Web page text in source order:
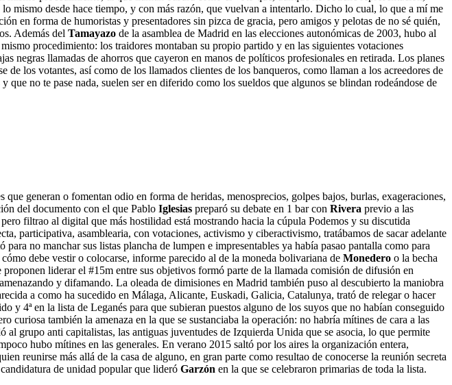
mismo desde hace tiempo, y con más razón, que vuelvan a intentarlo. Dicho lo cual, lo que a mí me
en forma de humoristas y presentadores sin pizca de gracia, pero amigos y pelotas de no sé quién,
Además del Tamayazo de la asamblea de Madrid en las elecciones autonómicas de 2003, hubo al
procedimiento: los traidores montaban su propio partido y en las siguientes votaciones
negras llamadas de ahorros que cayeron en manos de políticos profesionales en retirada. Los planes
los votantes, así como de los llamados clientes de los banqueros, como llaman a los acreedores de
que no te pase nada, suelen ser en diferido como los sueldos que algunos se blindan rodeándose de
generan o fomentan odio en forma de heridas, menosprecios, golpes bajos, burlas, exageraciones,
del documento con el que Pablo Iglesias preparó su debate en 1 bar con Rivera previo a las
filtrao al digital que más hostilidad está mostrando hacia la cúpula Podemos y su discutida
participativa, asamblearia, con votaciones, activismo y ciberactivismo, tratábamos de sacar adelante
no manchar sus listas plancha de lumpen e impresentables ya había pasao pantalla como para
debe vestir o colocarse, informe parecido al de la moneda bolivariana de Monedero o la becha
liderar el #15m entre sus objetivos formó parte de la llamada comisión de difusión en
y difamando. La oleada de dimisiones en Madrid también puso al descubierto la maniobra
a como ha sucedido en Málaga, Alicante, Euskadi, Galicia, Catalunya, trató de relegar o hacer
y 4ª en la lista de Leganés para que subieran puestos alguno de los suyos que no habían conseguido
también la amenaza en la que se sustanciaba la operación: no habría mítines de cara a las
al grupo anti capitalistas, las antiguas juventudes de Izquierda Unida que se asocia, lo que permite
hubo mítines en las generales. En verano 2015 saltó por los aires la organización entera,
reunirse más allá de la casa de alguno, en gran parte como resultao de conocerse la reunión secreta
de unidad popular que lideró Garzón en la que se celebraron primarias de toda la lista.